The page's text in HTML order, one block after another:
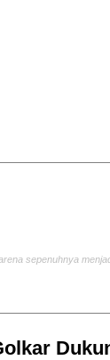
sepenuhnya